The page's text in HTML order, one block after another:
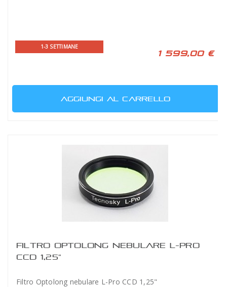
1-3 SETTIMANE
1 599,00 €
AGGIUNGI AL CARRELLO
FILTRO OPTOLONG NEBULARE L-PRO
CCD 1,25"
Filtro Optolong nebulare L-Pro CCD 1,25"